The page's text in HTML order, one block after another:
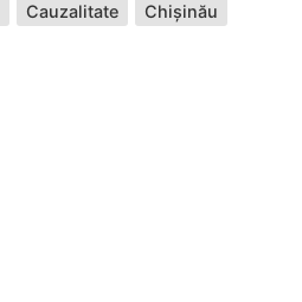
Cauzalitate Chișinău